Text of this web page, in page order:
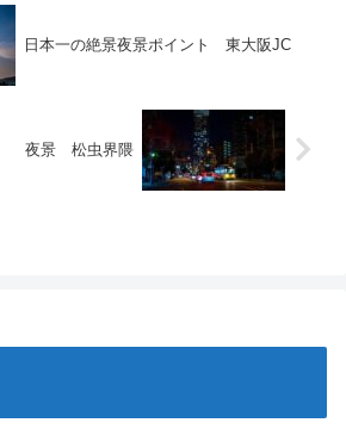
日本一の絶景夜景ポイント 東大阪JC
夜景 松虫界隈